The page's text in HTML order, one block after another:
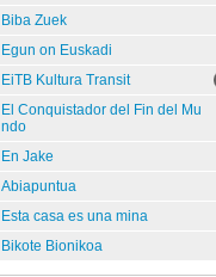
Biba Zuek
Egun on Euskadi
EiTB Kultura Transit
El Conquistador del Fin del Mu
ndo
En Jake
Abiapuntua
Esta casa es una mina
Bikote Bionikoa